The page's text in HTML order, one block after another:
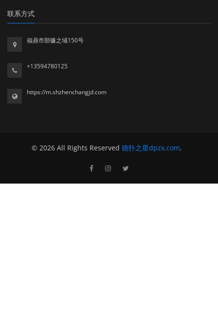
联系方式
福鼎市部镰之域150号
+13594780125
https://m.shzhenchangjd.com
© 2026 All Rights Reserved 德扑之星dpzx.com.